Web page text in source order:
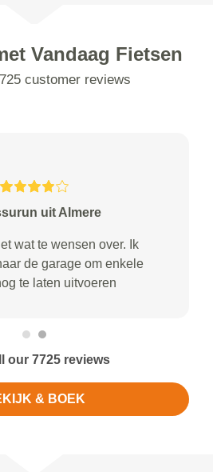
Vandaag Fietsen
customer reviews
uit Almere
wat te wensen over. Ik
de garage om enkele
te laten uitvoeren
our 7725 reviews
& BOEK